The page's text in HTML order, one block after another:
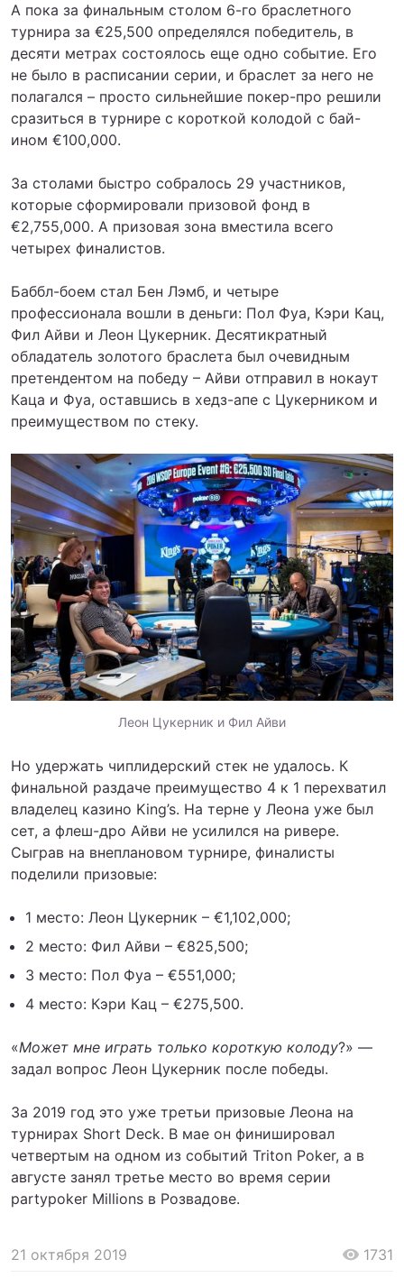
А пока за финальным столом 6-го браслетного
турнира за €25,500 определялся победитель, в
десяти метрах состоялось еще одно событие. Его
не было в расписании серии, и браслет за него не
полагался – просто сильнейшие покер-про решили
сразиться в турнире с короткой колодой с бай-
ином €100,000.
За столами быстро собралось 29 участников,
которые сформировали призовой фонд в
€2,755,000. А призовая зона вместила всего
четырех финалистов.
Баббл-боем стал Бен Лэмб, и четыре
профессионала вошли в деньги: Пол Фуа, Кэри Кац,
Фил Айви и Леон Цукерник. Десятикратный
обладатель золотого браслета был очевидным
претендентом на победу – Айви отправил в нокаут
Каца и Фуа, оставшись в хедз-апе с Цукерником и
преимуществом по стеку.
Леон Цукерник и Фил Айви
Но удержать чиплидерский стек не удалось. К
финальной раздаче преимущество 4 к 1 перехватил
владелец казино King’s. На терне у Леона уже был
сет, а флеш-дро Айви не усилился на ривере.
Сыграв на внеплановом турнире, финалисты
поделили призовые:
1 место: Леон Цукерник – €1,102,000;
2 место: Фил Айви – €825,500;
3 место: Пол Фуа – €551,000;
4 место: Кэри Кац – €275,500.
«Может мне играть только короткую колоду?» —
задал вопрос Леон Цукерник после победы.
За 2019 год это уже третьи призовые Леона на
турнирах Short Deck. В мае он финишировал
четвертым на одном из событий Triton Poker, а в
августе занял третье место во время серии
partypoker Millions в Розвадове.
21 октября 2019 1731